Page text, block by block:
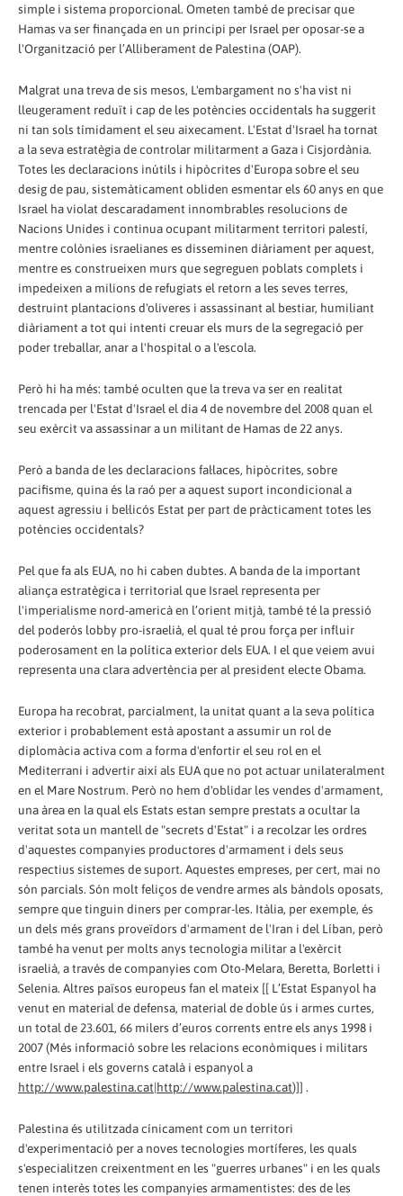
simple i sistema proporcional. Ometen també de precisar que
Hamas va ser finançada en un principi per Israel per oposar-se a
l'Organització per l’Alliberament de Palestina (OAP).
Malgrat una treva de sis mesos, L'embargament no s'ha vist ni
lleugerament reduït i cap de les potències occidentals ha suggerit
ni tan sols tímidament el seu aixecament. L'Estat d'Israel ha tornat
a la seva estratègia de controlar militarment a Gaza i Cisjordània.
Totes les declaracions inútils i hipòcrites d'Europa sobre el seu
desig de pau, sistemàticament obliden esmentar els 60 anys en que
Israel ha violat descaradament innombrables resolucions de
Nacions Unides i continua ocupant militarment territori palestí,
mentre colònies israelianes es disseminen diàriament per aquest,
mentre es construeixen murs que segreguen poblats complets i
impedeixen a milions de refugiats el retorn a les seves terres,
destruint plantacions d'oliveres i assassinant al bestiar, humiliant
diàriament a tot qui intenti creuar els murs de la segregació per
poder treballar, anar a l'hospital o a l'escola.
Però hi ha més: també oculten que la treva va ser en realitat
trencada per l'Estat d'Israel el dia 4 de novembre del 2008 quan el
seu exèrcit va assassinar a un militant de Hamas de 22 anys.
Però a banda de les declaracions fal·laces, hipòcrites, sobre
pacifisme, quina és la raó per a aquest suport incondicional a
aquest agressiu i bel·licós Estat per part de pràcticament totes les
potències occidentals?
Pel que fa als EUA, no hi caben dubtes. A banda de la important
aliança estratègica i territorial que Israel representa per
l'imperialisme nord-americà en l’orient mitjà, també té la pressió
del poderós lobby pro-israelià, el qual té prou força per influir
poderosament en la política exterior dels EUA. I el que veiem avui
representa una clara advertència per al president electe Obama.
Europa ha recobrat, parcialment, la unitat quant a la seva política
exterior i probablement està apostant a assumir un rol de
diplomàcia activa com a forma d'enfortir el seu rol en el
Mediterrani i advertir així als EUA que no pot actuar unilateralment
en el Mare Nostrum. Però no hem d'oblidar les vendes d'armament,
una àrea en la qual els Estats estan sempre prestats a ocultar la
veritat sota un mantell de "secrets d'Estat" i a recolzar les ordres
d'aquestes companyies productores d'armament i dels seus
respectius sistemes de suport. Aquestes empreses, per cert, mai no
són parcials. Són molt feliços de vendre armes als bàndols oposats,
sempre que tinguin diners per comprar-les. Itàlia, per exemple, és
un dels més grans proveïdors d'armament de l'Iran i del Líban, però
també ha venut per molts anys tecnologia militar a l'exèrcit
israelià, a través de companyies com Oto-Melara, Beretta, Borletti i
Selenia. Altres països europeus fan el mateix [[ L’Estat Espanyol ha
venut en material de defensa, material de doble ús i armes curtes,
un total de 23.601, 66 milers d’euros corrents entre els anys 1998 i
2007 (Més informació sobre les relacions econòmiques i militars
entre Israel i els governs català i espanyol a
http://www.palestina.cat|http://www.palestina.cat)]] .
Palestina és utilitzada cínicament com un territori
d'experimentació per a noves tecnologies mortíferes, les quals
s'especialitzen creixentment en les "guerres urbanes" i en les quals
tenen interès totes les companyies armamentistes: des de les